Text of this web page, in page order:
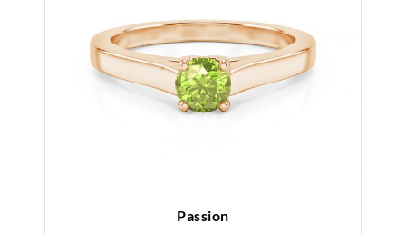
Passion